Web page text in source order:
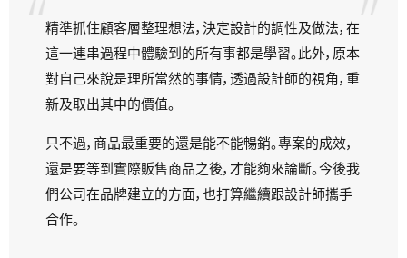
精準抓住顧客層整理想法，決定設計的調性及做法，在
這一連串過程中體驗到的所有事都是學習。此外，原本
對自己來說是理所當然的事情，透過設計師的視角，重
新及取出其中的價值。
只不過，商品最重要的還是能不能暢銷。專案的成效，
還是要等到實際販售商品之後，才能夠來論斷。今後我
們公司在品牌建立的方面，也打算繼續跟設計師攜手
合作。